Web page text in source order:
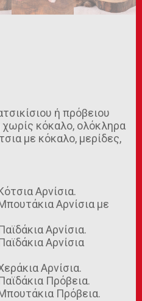
ή πρόβειου
κόκαλο, ολόκληρα
με κόκαλο, μερίδες,
Αρνίσια.
Αρνίσια με
Αρνίσια.
Αρνίσια
Αρνίσια.
Πρόβεια.
Πρόβεια.